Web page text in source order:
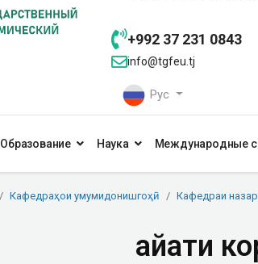
+992 37 231 0843
info@tgfeu.tj
Рус
Образование Наука Международные
Кафедраҳои умумидонишгоҳӣ Кафедраи
Ҳайати